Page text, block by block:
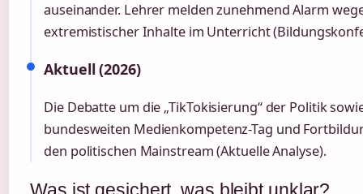
auseinander. Lehrer melden zunehmend Alarm
extremistischer Inhalte im Unterricht
Aktuell (2026)
Die Debatte um die „TikTokisierung“ der Politik
bundesweiten Medienkompetenz-Tag und
den politischen Mainstream (Aktuelle Analyse).